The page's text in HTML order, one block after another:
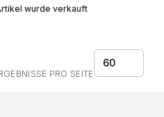
wurde verkauft
PRO SEITE
60